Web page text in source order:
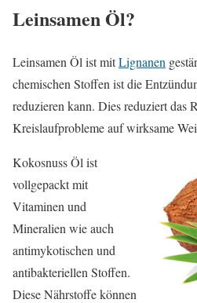
Leinsamen Öl?
Leinsamen Öl ist mitLignanen
chemischen Stoffen ist die
reduzieren kann. Dies reduziert das
Kreislaufprobleme auf wirksame
Kokosnuss Öl ist
vollgepackt mit
Vitaminen und
Mineralien wie auch
antimykotischen und
antibakteriellen Stoffen.
Diese Nährstoffe können